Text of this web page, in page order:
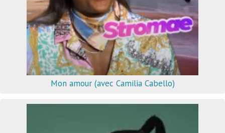
Mon amour (avec Camilia Cabello)